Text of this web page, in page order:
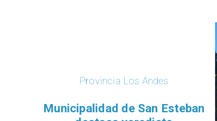
Provincia Los Andes
Municipalidad de San Esteban